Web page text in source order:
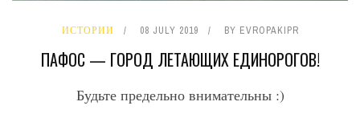
ИСТОРИИ 08 JULY 2019 BY EVROPAKIPR
ПАФОС — ГОРОД ЛЕТАЮЩИХ ЕДИНОРОГОВ!
Будьте предельно внимательны :)